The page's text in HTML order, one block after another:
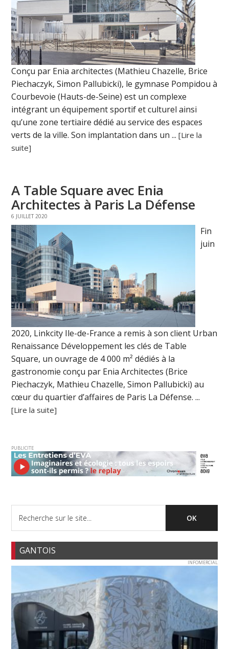
Conçu par Enia architectes (Mathieu Chazelle, Brice
Piechaczyk, Simon Pallubicki), le gymnase Pompidou à
Courbevoie (Hauts-de-Seine) est un complexe
intégrant un équipement sportif et culturel ainsi
qu’une zone tertiaire dédié au service des espaces
verts de la ville. Son implantation dans un ...[Lire la
suite]
A Table Square avec Enia
Architectes à Paris La Défense
6 JUILLET 2020
Fin
juin
2020, Linkcity Ile-de-France a remis à son client Urban
Renaissance Développement les clés de Table
Square, un ouvrage de 4 000 m² dédiés à la
gastronomie conçu par Enia Architectes (Brice
Piechaczyk, Mathieu Chazelle, Simon Pallubicki) au
cœur du quartier d’affaires de Paris La Défense. ...
[Lire la suite]
PUBLICITE
GANTOIS
INFOMERCIAL